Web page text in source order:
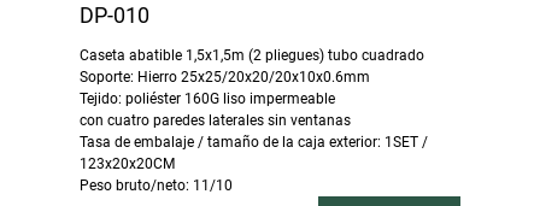
DP-010
Caseta abatible 1,5x1,5m (2 pliegues) tubo cuadrado
Soporte: Hierro 25x25/20x20/20x10x0.6mm
Tejido: poliéster 160G liso impermeable
con cuatro paredes laterales sin ventanas
Tasa de embalaje / tamaño de la caja exterior: 1SET /
123x20x20CM
Peso bruto/neto: 11/10